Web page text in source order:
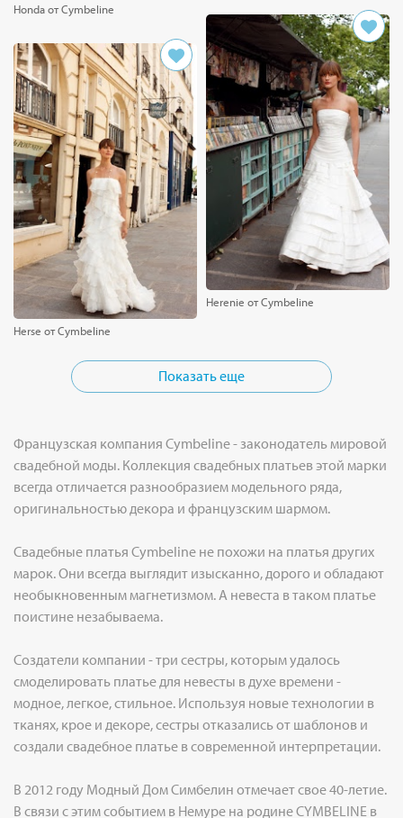
Honda от Cymbeline
Herse от Cymbeline
Herenie от Cymbeline
Показать еще
Французская компания Cymbeline - законодатель мировой
свадебной моды. Коллекция свадебных платьев этой марки
всегда отличается разнообразием модельного ряда,
оригинальностью декора и французским шармом.
Свадебные платья Cymbeline не похожи на платья других
марок. Они всегда выглядит изысканно, дорого и обладают
необыкновенным магнетизмом. А невеста в таком платье
поистине незабываема.
Создатели компании - три сестры, которым удалось
смоделировать платье для невесты в духе времени -
модное, легкое, стильное. Используя новые технологии в
тканях, крое и декоре, сестры отказались от шаблонов и
создали свадебное платье в современной интерпретации.
В 2012 году Модный Дом Симбелин отмечает свое 40-летие.
В связи с этим событием в Немуре на родине CYMBELINE в